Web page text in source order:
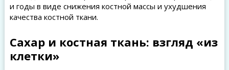
и годы в виде снижения костной массы и ухудшения
качества костной ткани.
Сахар и костная ткань: взгляд «из
клетки»